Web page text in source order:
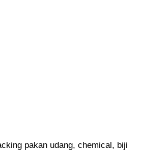
pakan udang, chemical, biji